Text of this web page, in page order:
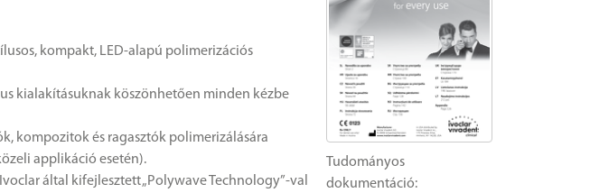
kompakt, LED-alapú polimerizációs
kialakításuknak köszönhetően minden kézbe
kompozitok és ragasztók polimerizálására
applikáció esetén).
által kifejlesztett „Polywave Technology”-val
Tudományos
dokumentáció: